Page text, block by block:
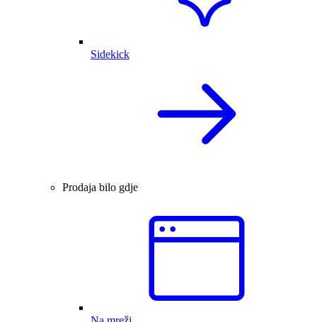
Sidekick
Prodaja bilo gdje